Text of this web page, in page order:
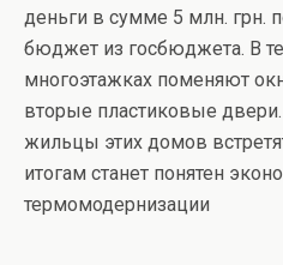
деньги в сумме 5 млн. грн.
бюджет из госбюджета. В
многоэтажках поменяют
вторые пластиковые
жильцы этих домов
итогам станет понятен
термомодернизации